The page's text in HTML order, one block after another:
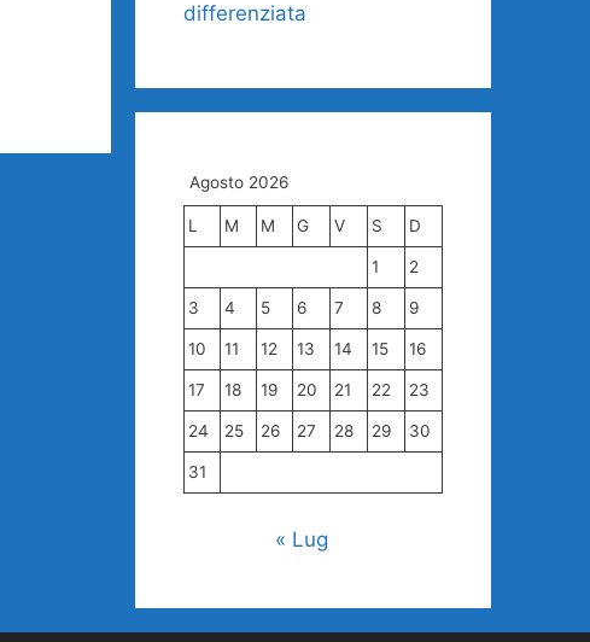
differenziata
Agosto 2026
L M M G V S D
1 2
3 4 5 6 7 8 9
10 11 12 13 14 15 16
17 18 19 20 21 22 23
24 25 26 27 28 29 30
31
« Lug